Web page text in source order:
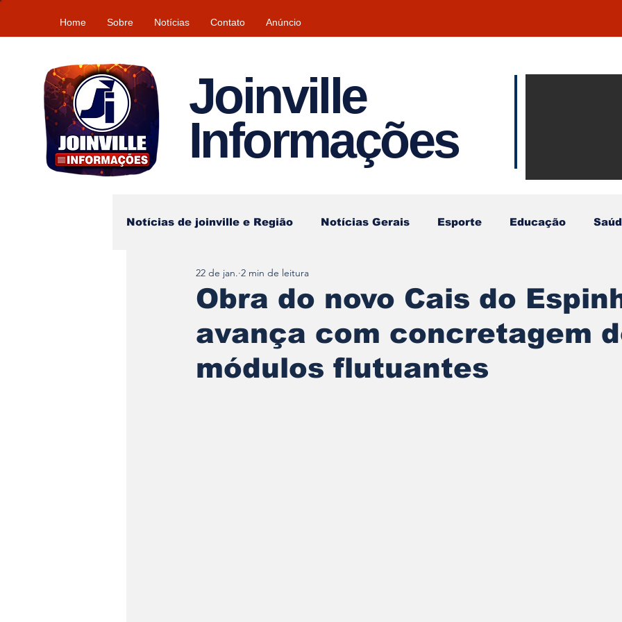
Home Sobre Notícias Contato Anúncio
Joinville
Informações
Notícias de joinville e Região Notícias Gerais Esporte Educação
Tempo\clima
Obra do novo Cais do
avança com concretagem
módulos flutuantes
22 de jan. 2 min de leitura